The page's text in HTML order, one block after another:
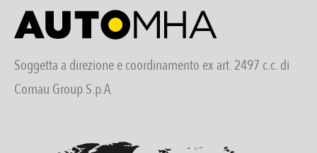
Soggetta a direzione e coordinamento ex art. 2497 c.c. di
Comau Group S.p.A.